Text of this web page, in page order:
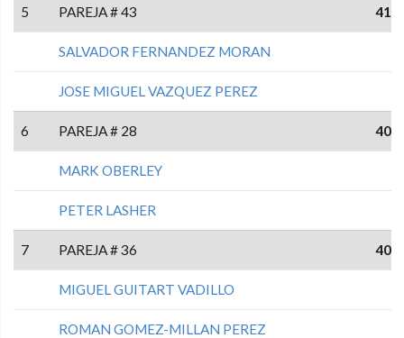
5 PAREJA # 43 41
SALVADOR FERNANDEZ MORAN
JOSE MIGUEL VAZQUEZ PEREZ
6 PAREJA # 28 40
MARK OBERLEY
PETER LASHER
7 PAREJA # 36 40
MIGUEL GUITART VADILLO
ROMAN GOMEZ-MILLAN PEREZ